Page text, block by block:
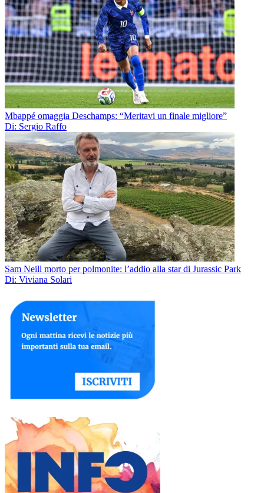
Mbappé omaggia Deschamps: “Meritavi un finale migliore”
Di: Sergio Raffo
Sam Neill morto per polmonite: l’addio alla star di Jurassic Park
Di: Viviana Solari